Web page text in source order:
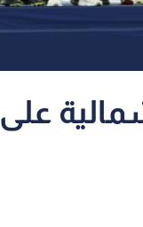
على